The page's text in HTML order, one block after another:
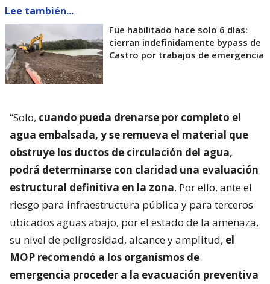
Lee también...
Fue habilitado hace solo 6 días:
cierran indefinidamente bypass de
Castro por trabajos de emergencia
“Solo, cuando pueda drenarse por completo el
agua embalsada, y se remueva el material que
obstruye los ductos de circulación del agua,
podrá determinarse con claridad una evaluación
estructural definitiva en la zona. Por ello, ante el
riesgo para infraestructura pública y para terceros
ubicados aguas abajo, por el estado de la amenaza,
su nivel de peligrosidad, alcance y amplitud, el
MOP recomendó a los organismos de
emergencia proceder a la evacuación preventiva